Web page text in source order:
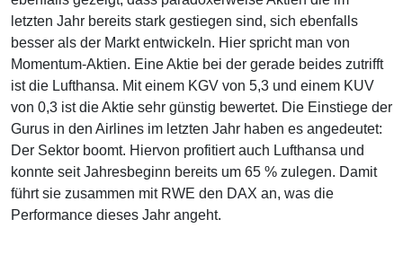
letzten Jahr bereits stark gestiegen sind, sich ebenfalls
besser als der Markt entwickeln. Hier spricht man von
Momentum-Aktien. Eine Aktie bei der gerade beides zutrifft
ist die Lufthansa. Mit einem KGV von 5,3 und einem KUV
von 0,3 ist die Aktie sehr günstig bewertet. Die Einstiege der
Gurus in den Airlines im letzten Jahr haben es angedeutet:
Der Sektor boomt. Hiervon profitiert auch Lufthansa und
konnte seit Jahresbeginn bereits um 65 % zulegen. Damit
führt sie zusammen mit RWE den DAX an, was die
Performance dieses Jahr angeht.